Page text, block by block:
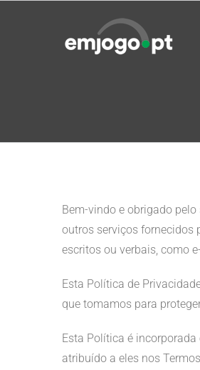
Bem-vindo e obrigado pelo
outros serviços fornecidos
escritos ou verbais, como
Esta Política de
que tomamos para
Esta Política é
atribuído a eles nos